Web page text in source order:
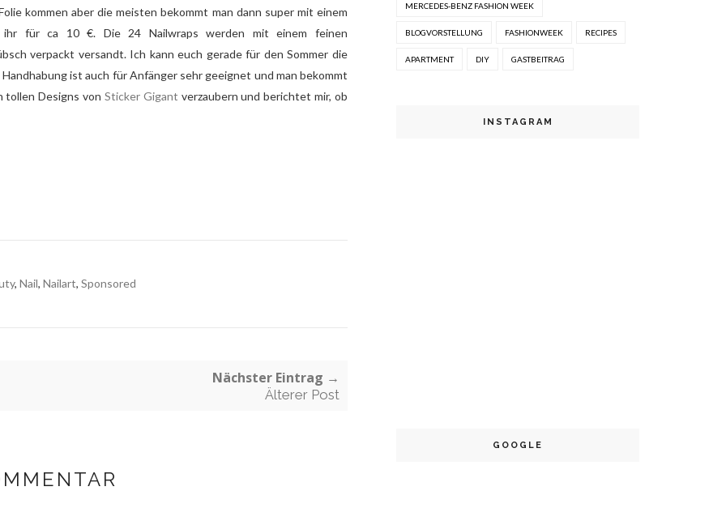
kommen aber die meisten bekommt man dann super mit einem
ihr für ca 10 €. Die 24 Nailwraps werden mit einem feinen
verpackt versandt. Ich kann euch gerade für den Sommer die
ist auch für Anfänger sehr geeignet und man bekommt
tollen Designs von Sticker Gigant verzaubern und berichtet mir, ob
, Nail, Nailart, Sponsored
Nächster Eintrag →
Älterer Post
MERCEDES-BENZ FASHION WEEK
BLOGVORSTELLUNG FASHIONWEEK RECIPES
APARTMENT DIY GASTBEITRAG
INSTAGRAM
GOOGLE